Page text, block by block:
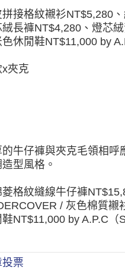
拼接格紋襯衫NT$5,280
絨長褲NT$4,280、燈芯
休閒鞋NT$11,000 by
夾克
的牛仔褲與夾克毛領相
型風格。
菱格紋縫線牛仔褲
/ 灰色棉質襯
NT$11,000 by A.P.C（
票